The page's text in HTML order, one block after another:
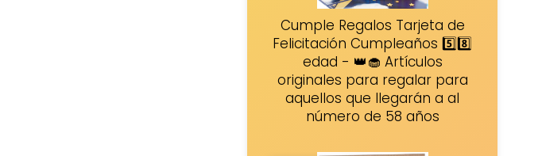
Cumple Regalos Tarjeta de
Felicitación Cumpleaños 5️⃣8️⃣
edad - 👑🧁 Artículos
originales para regalar para
aquellos que llegarán a al
número de 58 años